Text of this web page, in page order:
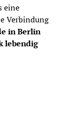
eine
Verbindung
in Berlin
lebendig